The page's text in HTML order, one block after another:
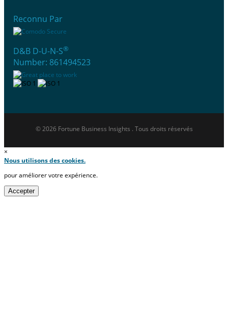
Reconnu Par
D&B D-U-N-S®
Number: 861494523
© 2026 Fortune Business Insights . Tous droits réservés
×
Nous utilisons des cookies.
pour améliorer votre expérience.
Accepter